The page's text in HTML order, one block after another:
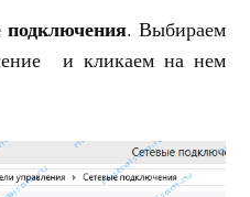
. Выбираем
и кликаем на нем